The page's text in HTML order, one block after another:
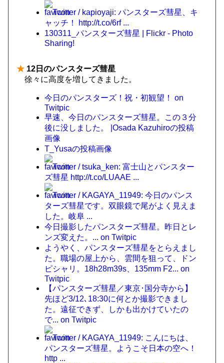
Twitter / kapioyaji: パンスターズ彗星、キ
ャッチ！ http://t.co/6rf ...
130311_パンスターズ彗星 | Flickr - Photo
Sharing!
★ 12日のパンスターズ彗星
徐々に高度を増してきました。
今日のパンスターズ！祝・初観望！ on
Twitpic
早速、今日のパンスターズ彗星。この３分
後に没しました。 |Osada Kazuhiroの投稿
画像
T_Yusaの投稿画像
Twitter / tsuka_ken: 富士山とパンスター
ズ彗星 http://t.co/LUAAE ...
Twitter / KAGAYA_11949: 今日のパンス
ターズ彗星です。双眼鏡で尾がよく見えま
した。岐阜 ...
今日撮影したパンスターズ彗星。昨日とレ
ンズ変えた。... on Twitpic
ようやく、パンスターズ彗星をとらえまし
た。職場の屋上から、雲間を狙って、ドン
ピシャリ。18h28m39s、135mm F2... on
Twitpic
【パンスターズ彗星／東京･国分寺から】
先ほど3/12､18:30に何とか撮影できまし
た。遠征できず、しかも出かけていたの
で... on Twitpic
Twitter / KAGAYA_11949: こんにちは、
パンスターズ彗星。ようこそ日本の空へ！
http ...